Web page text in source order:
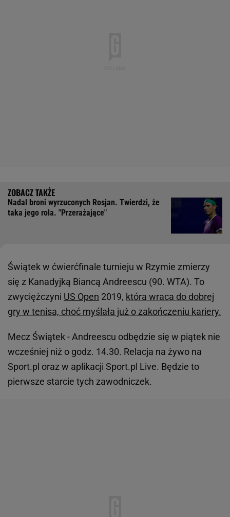
Nadal broni wyrzuconych Rosjan. Twierdzi, że
taka jego rola. "Przerażające"
Świątek w ćwierćfinale turnieju w Rzymie zmierzy
się z Kanadyjką Biancą Andreescu (90. WTA). To
zwyciężczyni US Open 2019, która wraca do dobrej
gry w tenisa, choć myślała już o zakończeniu kariery.
Mecz Świątek - Andreescu odbędzie się w piątek nie
wcześniej niż o godz. 14.30. Relacja na żywo na
Sport.pl oraz w aplikacji Sport.pl Live. Będzie to
pierwsze starcie tych zawodniczek.